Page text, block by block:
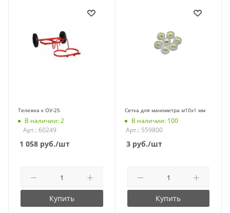
Тележка к ОУ-25
В наличии: 2
Арт.: 60249
1 058 руб./шт
Купить
Сетка для манометра м10х1 мм
В наличии: 100
Арт.: 559800
3руб./шт
Купить